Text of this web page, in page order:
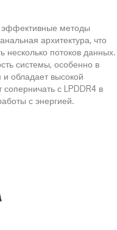
эффективные методы
архитектура, что
несколько потоков данных.
системы, особенно в
и обладает высокой
с LPDDR4 в
с энергией.